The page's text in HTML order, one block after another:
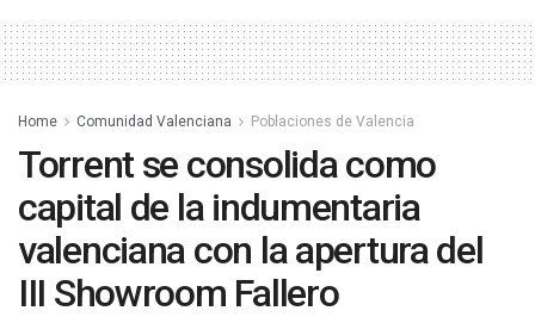
Home Comunidad Valenciana Poblaciones de Valencia
Torrent se consolida como
capital de la indumentaria
valenciana con la apertura del
III Showroom Fallero